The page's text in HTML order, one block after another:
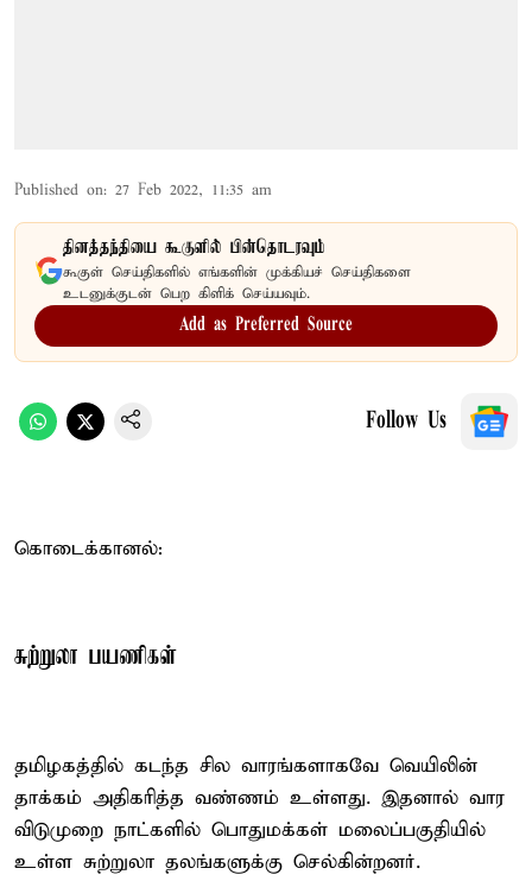
Published on: 27 Feb 2022, 11:35 am
தினத்தந்தியை கூகுளில் பின்தொடரவும்
கூகுள் செய்திகளில் எங்களின் முக்கியச் செய்திகளை
உடனுக்குடன் பெற கிளிக் செய்யவும்.
Add as Preferred Source
Follow Us
கொடைக்கானல்:
சுற்றுலா பயணிகள்
தமிழகத்தில் கடந்த சில வாரங்களாகவே வெயிலின்
தாக்கம் அதிகரித்த வண்ணம் உள்ளது. இதனால் வார
விடுமுறை நாட்களில் பொதுமக்கள் மலைப்பகுதியில்
உள்ள சுற்றுலா தலங்களுக்கு செல்கின்றனர்.